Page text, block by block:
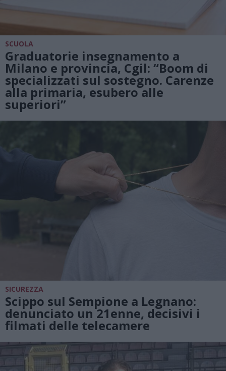
SCUOLA
Graduatorie insegnamento a
Milano e provincia, Cgil: “Boom di
specializzati sul sostegno. Carenze
alla primaria, esubero alle
superiori”
SICUREZZA
Scippo sul Sempione a Legnano:
denunciato un 21enne, decisivi i
filmati delle telecamere